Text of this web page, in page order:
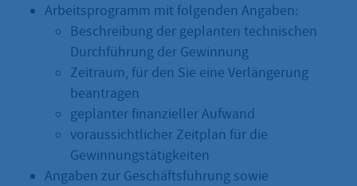
Arbeitsprogramm mit folgenden Angaben:
Beschreibung der geplanten technischen
Durchführung der Gewinnung
Zeitraum, für den Sie eine Verlängerung
beantragen
geplanter finanzieller Aufwand
voraussichtlicher Zeitplan für die
Gewinnungstätigkeiten
Angaben zur Geschäftsführung sowie